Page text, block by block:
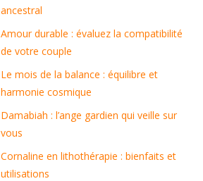
ancestral
Amour durable : évaluez la compatibilité
de votre couple
Le mois de la balance : équilibre et
harmonie cosmique
Damabiah : l’ange gardien qui veille sur
vous
Cornaline en lithothérapie : bienfaits et
utilisations